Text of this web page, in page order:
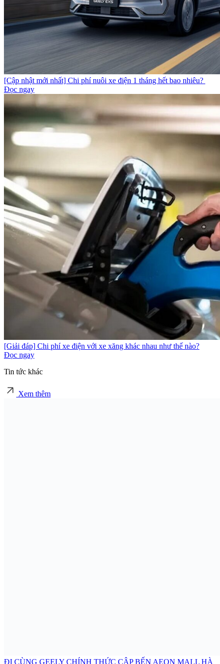
[Cập nhật mới nhất] Chi phí nuôi xe điện 1 tháng hết bao nhiêu?
Đọc ngay
[Giải đáp] Chi phí xe điện với xe xăng khác nhau như thế nào?
Đọc ngay
Tin tức khác
Xem thêm
ĐI CÙNG GEELY CHÍNH THỨC CẬP BẾN AEON MALL HÀ